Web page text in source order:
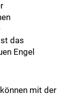
das
Engel
mit der